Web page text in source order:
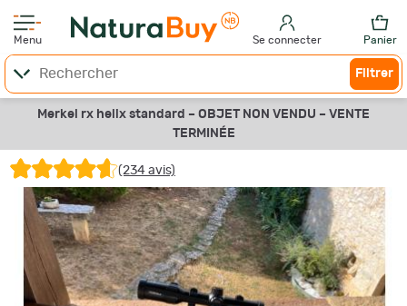
Menu Se connecter Panier
Filtrer
Merkel rx helix standard – OBJET NON VENDU – VENTE
TERMINÉE
(234 avis)